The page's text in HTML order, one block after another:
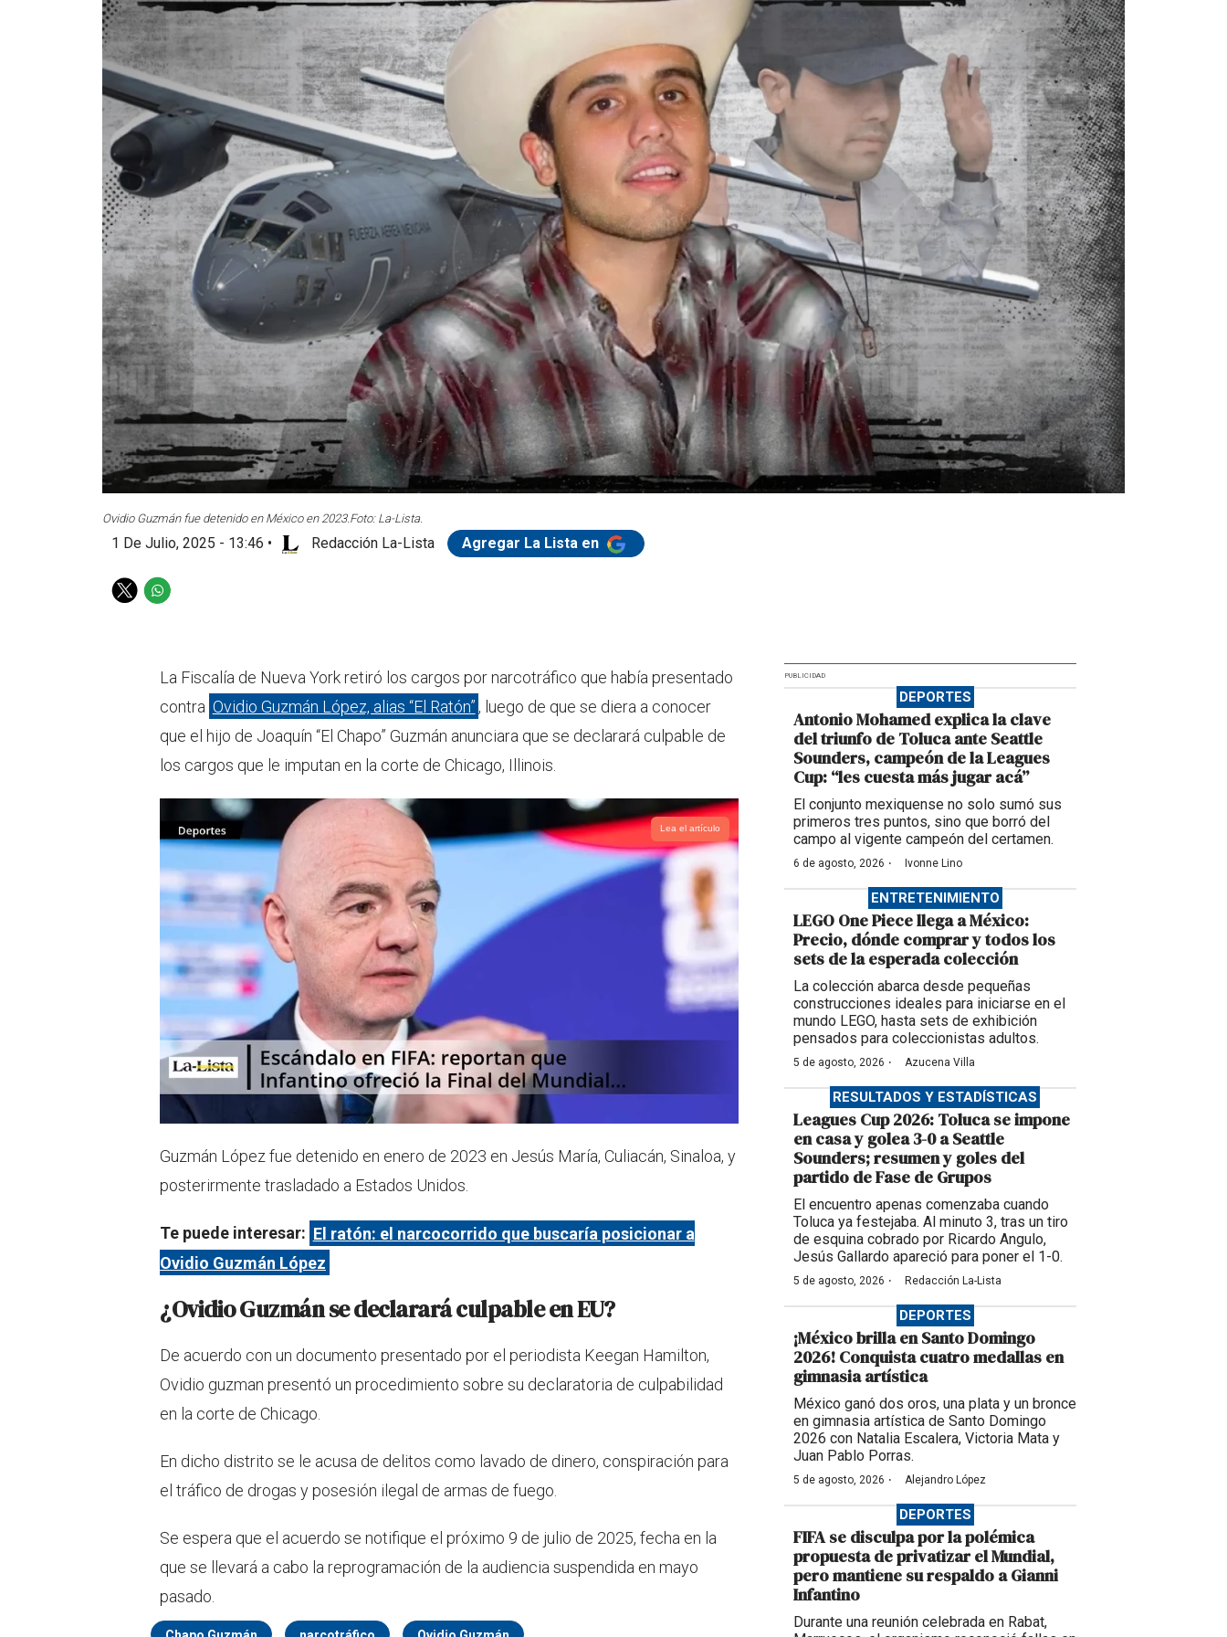
Ovidio Guzmán fue detenido en México en 2023. Foto: La-Lista.
1 De Julio, 2025 - 13:46 • Redacción La-Lista Agregar La Lista en
T
W
s
p
p
La Fiscalía de Nueva York retiró los cargos por narcotráfico que había presentado
contra Ovidio Guzmán López, alias “El Ratón”, luego de que se diera a conocer
que el hijo de Joaquín “El Chapo” Guzmán anunciara que se declarará culpable de
los cargos que le imputan en la corte de Chicago, Illinois.
Lea el artículo
Guzmán López fue detenido en enero de 2023 en Jesús María, Culiacán, Sinaloa, y
posterirmente trasladado a Estados Unidos.
Te puede interesar: El ratón: el narcocorrido que buscaría posicionar a
Ovidio Guzmán López
¿Ovidio Guzmán se declarará culpable en EU?
De acuerdo con un documento presentado por el periodista Keegan Hamilton,
Ovidio guzman presentó un procedimiento sobre su declaratoria de culpabilidad
en la corte de Chicago.
En dicho distrito se le acusa de delitos como lavado de dinero, conspiración para
el tráfico de drogas y posesión ilegal de armas de fuego.
Se espera que el acuerdo se notifique el próximo 9 de julio de 2025, fecha en la
que se llevará a cabo la reprogramación de la audiencia suspendida en mayo
pasado.
PUBLICIDAD
DEPORTES
Antonio Mohamed explica la clave
del triunfo de Toluca ante Seattle
Sounders, campeón de la Leagues
Cup: “les cuesta más jugar acá”
El conjunto mexiquense no solo sumó sus
primeros tres puntos, sino que borró del
campo al vigente campeón del certamen.
6 de agosto, 2026 · Ivonne Lino
ENTRETENIMIENTO
LEGO One Piece llega a México:
Precio, dónde comprar y todos los
sets de la esperada colección
La colección abarca desde pequeñas
construcciones ideales para iniciarse en el
mundo LEGO, hasta sets de exhibición
pensados para coleccionistas adultos.
5 de agosto, 2026 · Azucena Villa
RESULTADOS Y ESTADÍSTICAS
Leagues Cup 2026: Toluca se impone
en casa y golea 3-0 a Seattle
Sounders; resumen y goles del
partido de Fase de Grupos
El encuentro apenas comenzaba cuando
Toluca ya festejaba. Al minuto 3, tras un tiro
de esquina cobrado por Ricardo Angulo,
Jesús Gallardo apareció para poner el 1-0.
5 de agosto, 2026 · Redacción La-Lista
DEPORTES
¡México brilla en Santo Domingo
2026! Conquista cuatro medallas en
gimnasia artística
México ganó dos oros, una plata y un bronce
en gimnasia artística de Santo Domingo
2026 con Natalia Escalera, Victoria Mata y
Juan Pablo Porras.
5 de agosto, 2026 · Alejandro López
DEPORTES
FIFA se disculpa por la polémica
propuesta de privatizar el Mundial,
pero mantiene su respaldo a Gianni
Infantino
Durante una reunión celebrada en Rabat,